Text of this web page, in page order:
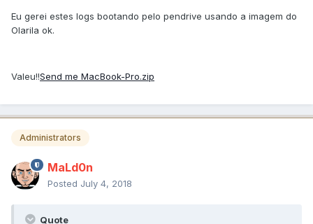
Eu gerei estes logs bootando pelo pendrive usando a imagem do
Olarila ok.
Valeu!!Send me MacBook-Pro.zip
Administrators
MaLd0n
Posted July 4, 2018
Quote